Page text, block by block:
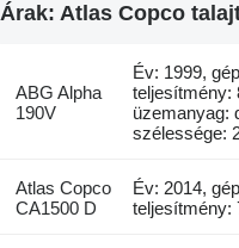
Árak: Atlas Copco
ABG Alpha
190V
Év: 1999,
teljesítmény:
üzemanyag:
szélessége:
Atlas Copco
CA1500 D
Év: 2014,
teljesítmény: